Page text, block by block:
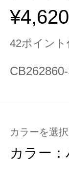
¥4,620
42ポイント
カラーを選
カラー：